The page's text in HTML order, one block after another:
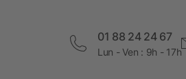
01 88 24 24 67
Lun - Ven : 9h - 17h